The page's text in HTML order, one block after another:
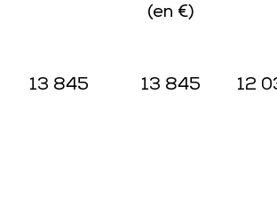
(en €)
13 845 13 845 12